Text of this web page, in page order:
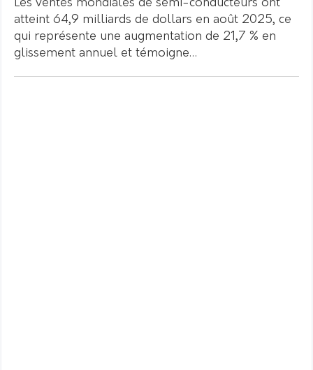
Les ventes mondiales de semi-conducteurs ont
atteint 64,9 milliards de dollars en août 2025, ce
qui représente une augmentation de 21,7 % en
glissement annuel et témoigne…